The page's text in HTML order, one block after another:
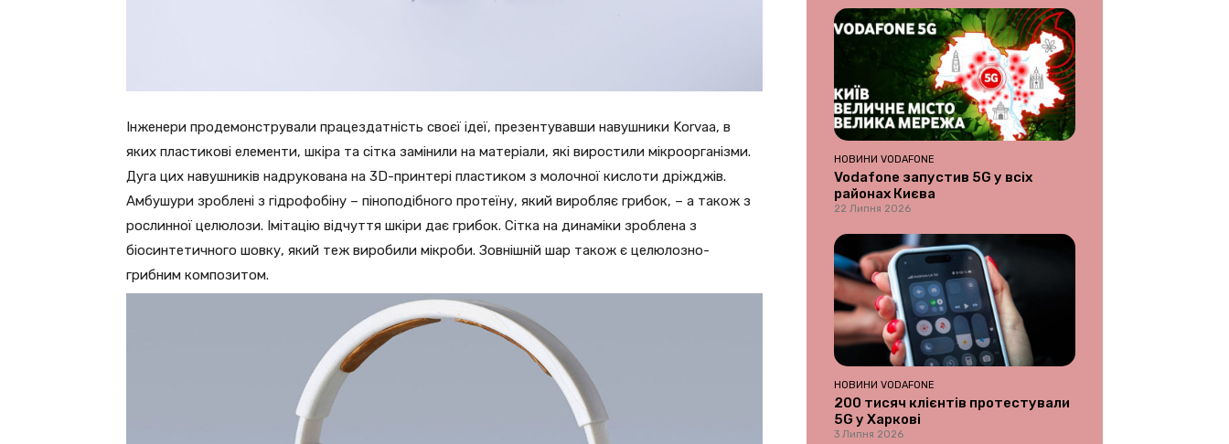
Інженери продемонстрували працездатність своєї ідеї, презентувавши навушники Korvaa, в
яких пластикові елементи, шкіра та сітка замінили на матеріали, які виростили мікроорганізми.
Дуга цих навушників надрукована на 3D-принтері пластиком з молочної кислоти дріжджів.
Амбушури зроблені з гідрофобіну – піноподібного протеїну, який виробляє грибок, – а також з
рослинної целюлози. Імітацію відчуття шкіри дає грибок. Сітка на динаміки зроблена з
біосинтетичного шовку, який теж виробили мікроби. Зовнішній шар також є целюлозно-
грибним композитом.
НОВИНИ VODAFONE
Vodafone запустив 5G у всіх
районах Києва
22 Липня 2026
НОВИНИ VODAFONE
200 тисяч клієнтів протестували
5G у Харкові
3 Липня 2026